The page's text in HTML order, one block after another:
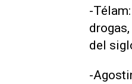
-
del
-